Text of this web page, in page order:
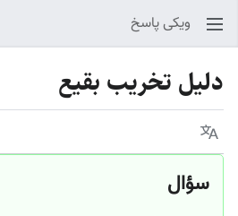
ویکی پاسخ
دلیل تخریب بقیع
زبان
سؤال